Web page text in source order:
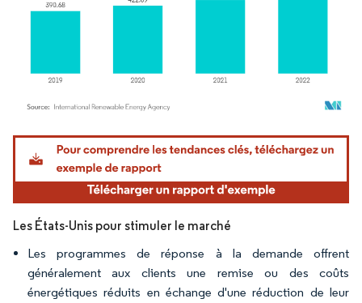
Image © Mordor Intelligence. La réutilisation nécessite une attribution sous CC BY
Les États-Unis pour stimuler le marché
Les programmes de réponse à la demande offrent
généralement aux clients une remise ou des coûts
énergétiques réduits en échange d'une réduction de leur